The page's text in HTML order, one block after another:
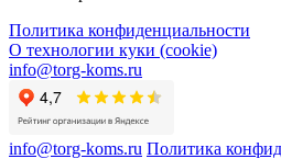
Политика конфиденциальности
О технологии куки (cookie)
info@torg-koms.ru
info@torg-koms.ru Политика